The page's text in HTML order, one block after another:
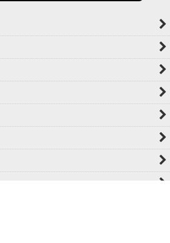
】
）
は不可）
ている場合】
て領収書希望の連絡をお願い致します
送らせて頂きます。
→購入内容→領収書発行を選択。
送らせて頂きます。